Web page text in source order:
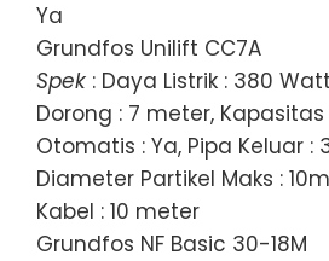
Ya
Grundfos Unilift CC7A
Spek : Daya Listrik : 380
Dorong : 7 meter, Kapasitas
Otomatis : Ya, Pipa Keluar :
Diameter Partikel Maks :
Kabel : 10 meter
Grundfos NF Basic 30-18M